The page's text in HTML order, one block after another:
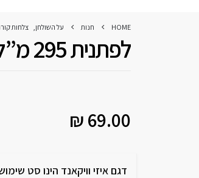
HOME חנות על השולחן, צלחות
לפתנית 295 מ”ל, Easy Weekend
₪69.00
דגם איזי וויקאנד הינו סט